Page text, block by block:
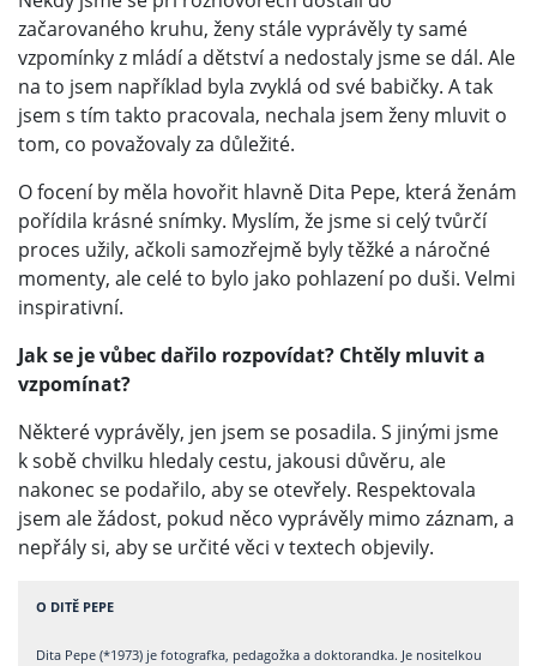
začarovaného kruhu, ženy stále vyprávěly ty samé
vzpomínky z mládí a dětství a nedostaly jsme se dál. Ale
na to jsem například byla zvyklá od své babičky. A tak
jsem s tím takto pracovala, nechala jsem ženy mluvit o
tom, co považovaly za důležité.
O focení by měla hovořit hlavně Dita Pepe, která ženám
pořídila krásné snímky. Myslím, že jsme si celý tvůrčí
proces užily, ačkoli samozřejmě byly těžké a náročné
momenty, ale celé to bylo jako pohlazení po duši. Velmi
inspirativní.
Jak se je vůbec dařilo rozpovídat? Chtěly mluvit a
vzpomínat?
Některé vyprávěly, jen jsem se posadila. S jinými jsme
k sobě chvilku hledaly cestu, jakousi důvěru, ale
nakonec se podařilo, aby se otevřely. Respektovala
jsem ale žádost, pokud něco vyprávěly mimo záznam, a
nepřály si, aby se určité věci v textech objevily.
O DITĚ PEPE
Dita Pepe (*1973) je fotografka, pedagožka a doktorandka. Je nositelkou